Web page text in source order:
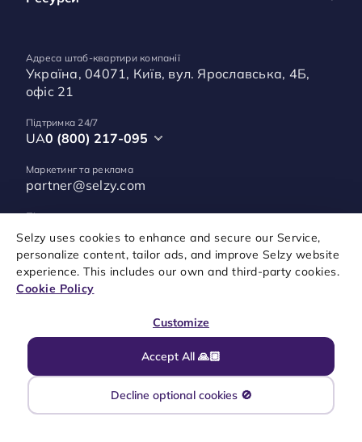
Selzy uses cookies to enhance and secure our Service,
personalize content, tailor ads, and improve Selzy website
experience. This includes our own and third-party cookies.
Cookie Policy
Accept All 🙏🏼
Customize
Decline optional cookies 🚫
Адреса штаб-квартири компанії
Україна, 04071, Київ, вул. Ярославська, 4Б,
офіс 21
Підтримка 24/7
UA0 (800) 217-095
Маркетинг та реклама
partner@selzy.com
Підтримка
support@selzy.com
Юридичні документиПравила користування сервісом